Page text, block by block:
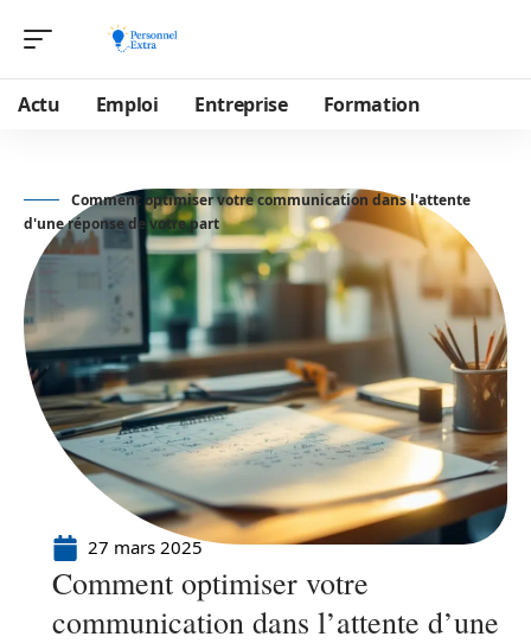
Actu Emploi Entreprise Formation
Comment optimiser votre communication dans l'attente
d'une réponse de votre part
27 mars 2025
Comment optimiser votre
communication dans l’attente d’une